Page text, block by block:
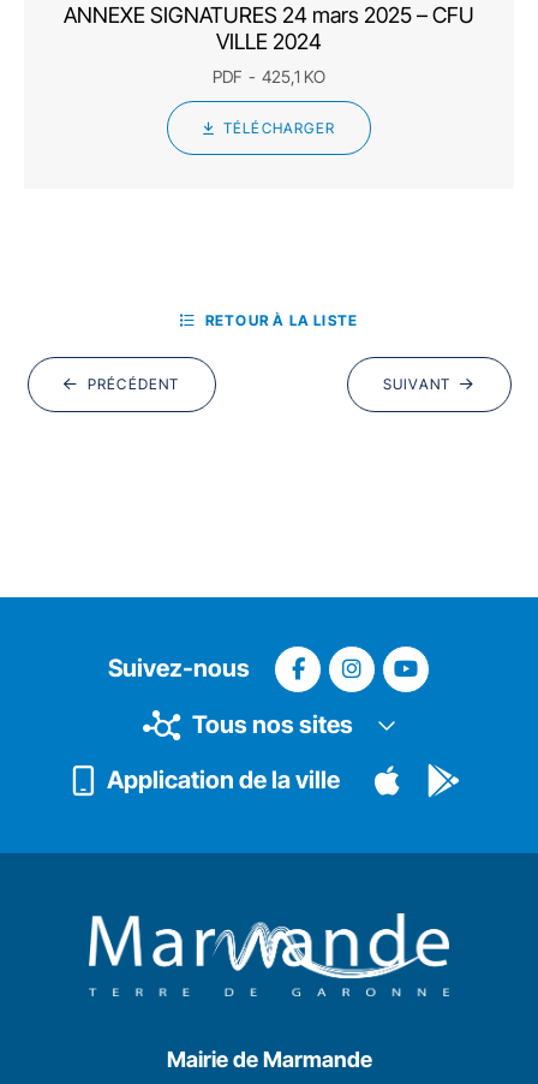
ANNEXE SIGNATURES 24 mars 2025 – CFU
VILLE 2024
PDF 425,1 KO
TÉLÉCHARGER
PRÉCÉDENT
RETOUR À LA LISTE
SUIVANT
Suivez-nous
Tous nos sites
Application de la ville
Mairie de Marmande